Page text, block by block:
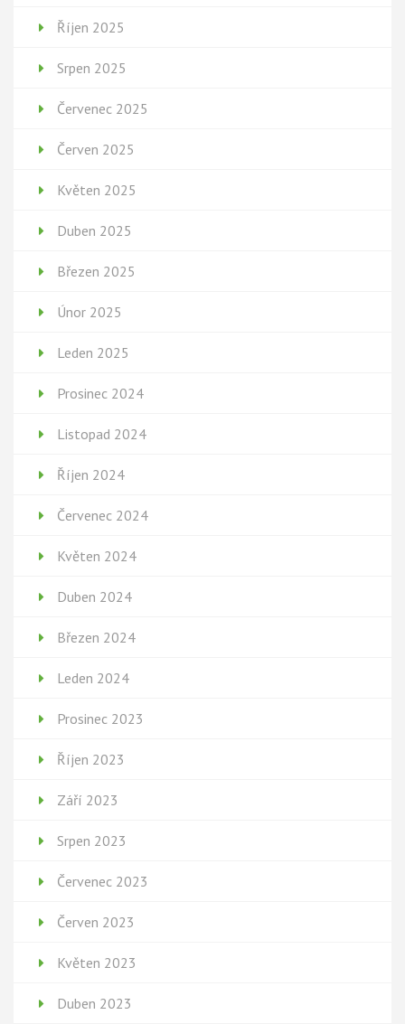
Říjen 2025
Srpen 2025
Červenec 2025
Červen 2025
Květen 2025
Duben 2025
Březen 2025
Únor 2025
Leden 2025
Prosinec 2024
Listopad 2024
Říjen 2024
Červenec 2024
Květen 2024
Duben 2024
Březen 2024
Leden 2024
Prosinec 2023
Říjen 2023
Září 2023
Srpen 2023
Červenec 2023
Červen 2023
Květen 2023
Duben 2023